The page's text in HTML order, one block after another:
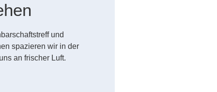
und
spazieren wir in der
an frischer Luft.